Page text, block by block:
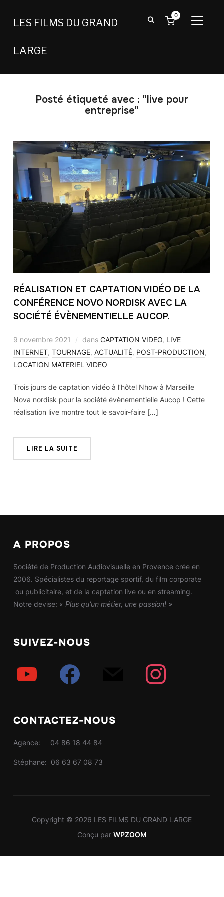
LES FILMS DU GRAND
LARGE
0
Posté étiqueté avec : "live pour
entreprise"
RÉALISATION ET CAPTATION VIDÉO DE LA
CONFÉRENCE NOVO NORDISK AVEC LA
SOCIÉTÉ ÉVÈNEMENTIELLE AUCOP.
9 novembre 2021 dans CAPTATION VIDEO, LIVE
INTERNET, TOURNAGE, ACTUALITÉ, POST-PRODUCTION,
LOCATION MATERIEL VIDEO
Trois jours de captation vidéo à l’hôtel Nhow à Marseille
Nova nordisk pour la société évènementielle Aucop ! Cette
réalisation live montre tout le savoir-faire […]
LIRE LA SUITE
A PROPOS
Société de Production Audiovisuelle en Provence crée en
2006. Spécialistes du reportage sportif, du film corporate
ou publicitaire, et de la captation live ou en streaming.
Notre devise: « Plus qu’un métier, une passion! »
SUIVEZ-NOUS
CONTACTEZ-NOUS
Agence: 04 86 18 44 84
Stéphane: 06 63 67 08 73
Copyright © 2026 LES FILMS DU GRAND LARGE
Conçu par WPZOOM